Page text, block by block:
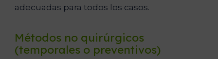
adecuadas para todos los casos.
Métodos no quirúrgicos
(temporales o preventivos)